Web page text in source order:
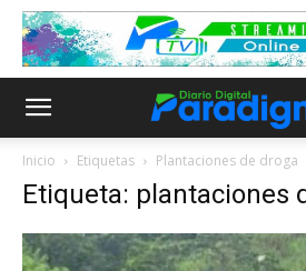
Inicio Etiquetas Plantaciones de droga
Etiqueta: plantaciones